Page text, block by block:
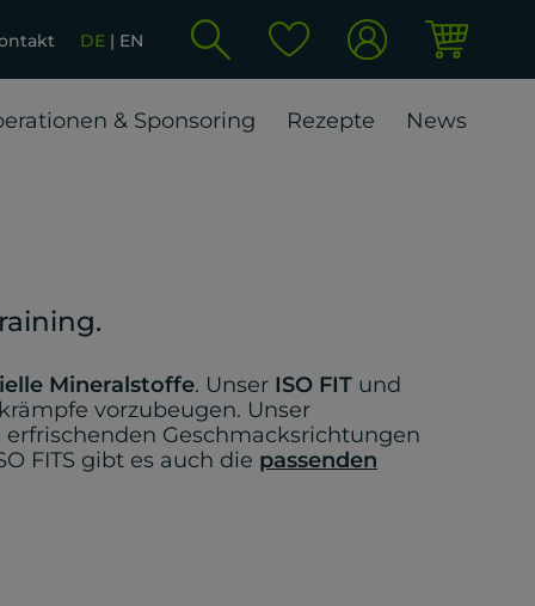
DE EN
& Sponsoring Rezepte News
Mineralstoffe. Unser ISO FIT und
vorzubeugen. Unser
Geschmacksrichtungen
FITS gibt es auch die passenden